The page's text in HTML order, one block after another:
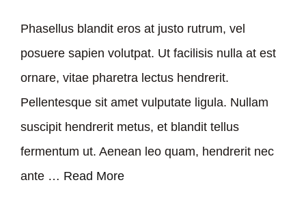
Phasellus blandit eros at justo rutrum, vel
posuere sapien volutpat. Ut facilisis nulla at est
ornare, vitae pharetra lectus hendrerit.
Pellentesque sit amet vulputate ligula. Nullam
suscipit hendrerit metus, et blandit tellus
fermentum ut. Aenean leo quam, hendrerit nec
ante … Read More